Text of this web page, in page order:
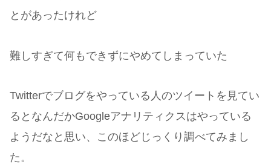
とがあったけれど
難しすぎて何もできずにやめてしまっていた
Twitterでブログをやっている人のツイートを見てい
るとなんだかGoogleアナリティクスはやっている
ようだなと思い、このほどじっくり調べてみまし
た。